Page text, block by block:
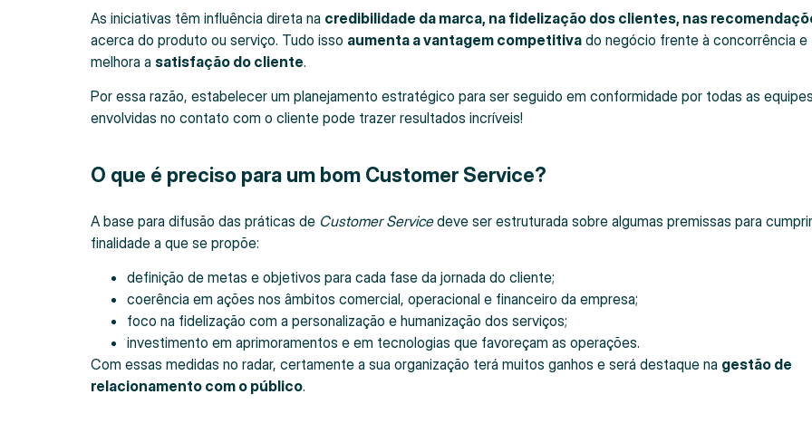
As iniciativas têm influência direta na credibilidade da marca, na fidelização dos clientes, nas
acerca do produto ou serviço. Tudo isso aumenta a vantagem competitiva do negócio frente à concorrência e
melhora a satisfação do cliente.
Por essa razão, estabelecer um planejamento estratégico para ser seguido em conformidade por todas as equipes
envolvidas no contato com o cliente pode trazer resultados incríveis!
O que é preciso para um bom Customer Service?
A base para difusão das práticas de Customer Servicedeve ser estruturada sobre algumas premissas para
finalidade a que se propõe:
definição de metas e objetivos para cada fase da jornada do cliente;
coerência em ações nos âmbitos comercial, operacional e financeiro da empresa;
foco na fidelização com a personalização e humanização dos serviços;
investimento em aprimoramentos e em tecnologias que favoreçam as operações.
Com essas medidas no radar, certamente a sua organização terá muitos ganhos e será destaque na gestão de
relacionamento com o público.